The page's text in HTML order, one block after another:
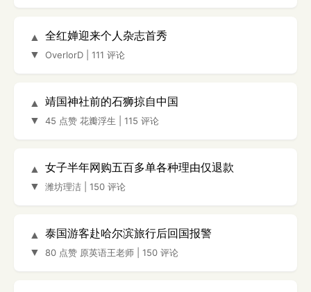
▲
▼
全红婵迎来个人杂志首秀
OverlorD 111 评论
▲
▼
靖国神社前的石狮掠自中国
45 点赞 花瓣浮生 115 评论
▲
▼
女子半年网购五百多单各种理由仅退款
潍坊理洁 150 评论
▲
▼
泰国游客赴哈尔滨旅行后回国报警
80 点赞 原英语王老师 150 评论